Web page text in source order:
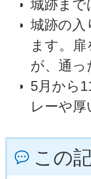
城跡まで
城跡の入
ます。
が、通
5月から
レーや
この